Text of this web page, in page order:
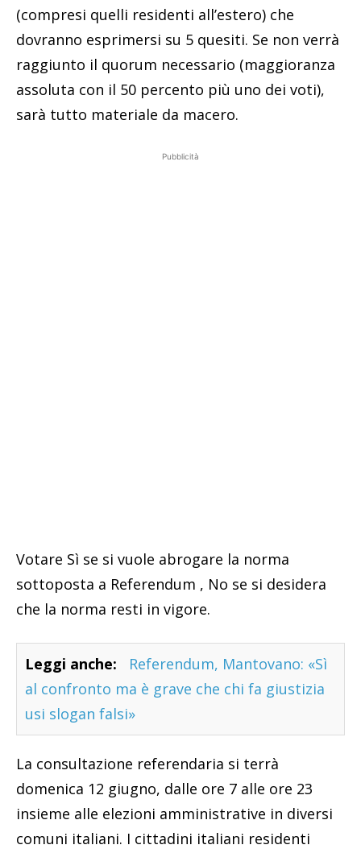
(compresi quelli residenti all’estero) che
dovranno esprimersi su 5 quesiti. Se non verrà
raggiunto il quorum necessario (maggioranza
assoluta con il 50 percento più uno dei voti),
sarà tutto materiale da macero.
Pubblicità
Votare Sì se si vuole abrogare la norma
sottoposta a Referendum , No se si desidera
che la norma resti in vigore.
Leggi anche:
Referendum, Mantovano: «Sì
al confronto ma è grave che chi fa giustizia
usi slogan falsi»
La consultazione referendaria si terrà
domenica 12 giugno, dalle ore 7 alle ore 23
insieme alle elezioni amministrative in diversi
comuni italiani. I cittadini italiani residenti